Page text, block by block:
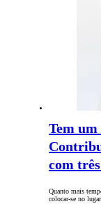
Tem
com
Quanto mais
colocar-se no